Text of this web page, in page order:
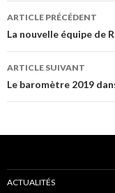
Navigation
de
l’article
ARTICLE PRÉCÉDENT
La nouvelle équipe de
ARTICLE SUIVANT
Le baromètre 2019
ACTUALITÉS